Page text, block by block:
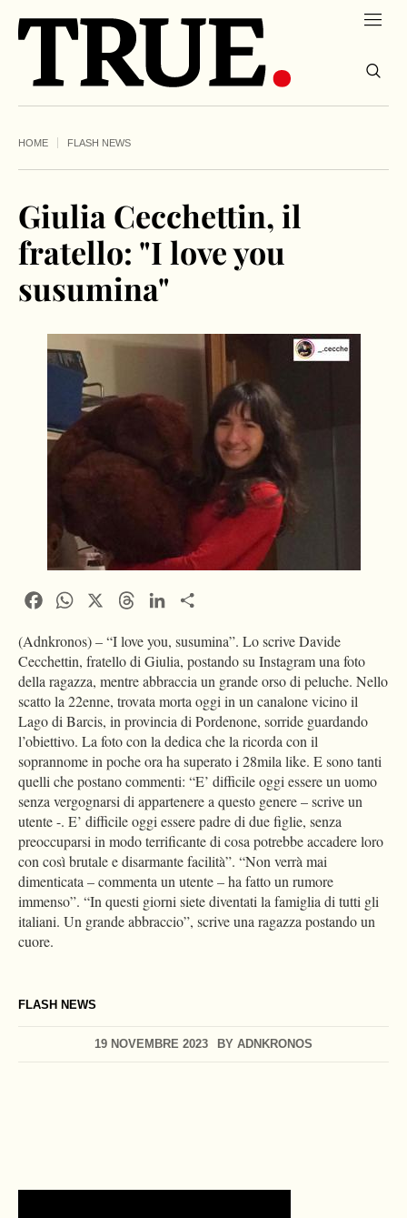
HOME FLASH NEWS
FLASH NEWS
Giulia Cecchettin, il
fratello: "I love you
susumina"
19 NOVEMBRE 2023 BY ADNKRONOS
FacebookWhatsApp ThreadsLinkedIn
(Adnkronos) – “I love you, susumina”. Lo scrive Davide
Cecchettin, fratello di Giulia, postando su Instagram una foto
della ragazza, mentre abbraccia un grande orso di peluche. Nello
scatto la 22enne, trovata morta oggi in un canalone vicino il
Lago di Barcis, in provincia di Pordenone, sorride guardando
l’obiettivo. La foto con la dedica che la ricorda con il
soprannome in poche ora ha superato i 28mila like. E sono tanti
quelli che postano commenti: “E’ difficile oggi essere un uomo
senza vergognarsi di appartenere a questo genere – scrive un
utente -. E’ difficile oggi essere padre di due figlie, senza
preoccuparsi in modo terrificante di cosa potrebbe accadere loro
con così brutale e disarmante facilità”. “Non verrà mai
dimenticata – commenta un utente – ha fatto un rumore
immenso”. “In questi giorni siete diventati la famiglia di tutti gli
italiani. Un grande abbraccio”, scrive una ragazza postando un
cuore.